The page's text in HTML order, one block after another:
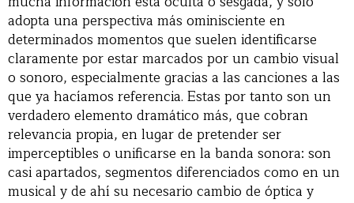
adopta una perspectiva más ominisciente en
determinados momentos que suelen identificarse
claramente por estar marcados por un cambio visual
o sonoro, especialmente gracias a las canciones a las
que ya hacíamos referencia. Estas por tanto son un
verdadero elemento dramático más, que cobran
relevancia propia, en lugar de pretender ser
imperceptibles o unificarse en la banda sonora: son
casi apartados, segmentos diferenciados como en un
musical y de ahí su necesario cambio de óptica y